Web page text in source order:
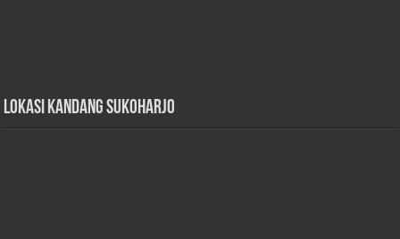
Lokasi Kandang Sukoharjo